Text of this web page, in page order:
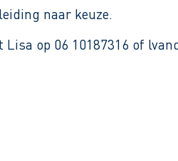
naar keuze.
op 06 10187316 of